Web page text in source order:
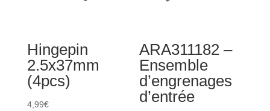
Hingepin
2.5x37mm
(4pcs)
4,99€
ARA311182 –
Ensemble
d’engrenages
d’entrée